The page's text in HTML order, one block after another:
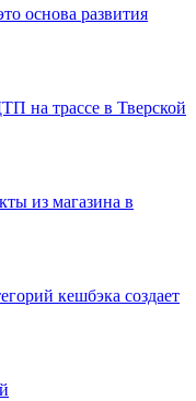
основа развития
на трассе в Тверской
из магазина в
кешбэка создает